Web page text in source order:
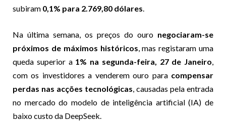
subiram 0,1% para 2.769,80 dólares
Na última semana, os preços do ouro negociaram-se
próximos de máximos históricos , mas registaram uma
queda superior a 1% na segunda-feira, 27 de Janeiro
com os investidores a venderem ouro para compensar
perdas nas acções tecnológicas , causadas pela entrada
no mercado do modelo de inteligência artificial (IA) de
baixo custo da DeepSeek.